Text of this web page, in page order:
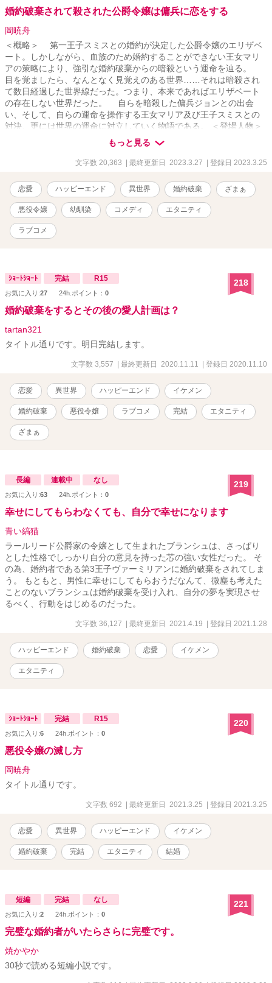
婚約破棄されて殺された公爵令嬢は傭兵に恋をする
岡暁舟
＜概略＞ 第一王子スミスとの婚約が決定した公爵令嬢のエリザベ
ート。しかしながら、血族のため婚約することができない王女マリ
アの策略により、強引な婚約破棄からの暗殺という運命を辿る。
目を覚ましたら、なんとなく見覚えのある世界……それは暗殺され
て数日経過した世界線だった。つまり、本来であればエリザベート
の存在しない世界だった。 自らを暗殺した傭兵ジョンとの出会
い、そして、自らの運命を操作する王女マリア及び王子スミスとの
対決、更には世界の運命に対立していく物語である。 ＜登場人物＞
エリザベート： 公爵令嬢として王子スミスとの婚約で話がまとまっ
たと思いきや、王女マリアの策略にはまってしまい、殺されてしま
う。人生のやり直しを誓い奔走する。暗殺者であるジョンとひょん
兵としてエリザベートの暗殺に関与も、失敗したことから王家のエ
ージェントに命を狙われることになるが、ひょんなことから命拾い
をする。 エージェント： エリザベートの暗殺に関与、失敗したジョ
ンの命を狙う。 マリア： 王女として、スミスとエリザベートの婚約
を容認せず、結果として婚約破棄→エリザベートの暗殺という物語
を作ってしまった。第一王子との新たな婚約を狙っている。 スミ
まっている。所詮はお飾り？
もっと見る
文字数 20,363 | 最終更新日 2023.3.27 | 登録日 2023.3.25
恋愛 ハッピーエンド 異世界 婚約破棄 ざまぁ
悪役令嬢 幼馴染 コメディ エタニティ
ラブコメ
ｼｮｰﾄｼｮｰﾄ 完結 R15
お気に入り:27 24h.ポイント： 0
218
婚約破棄をするとその後の愛人計画は？
tartan321
タイトル通りです。明日完結します。
文字数 3,557 | 最終更新日 2020.11.11 | 登録日 2020.11.10
恋愛 異世界 ハッピーエンド イケメン
婚約破棄 悪役令嬢 ラブコメ 完結 エタニティ
ざまぁ
長編 連載中 なし
お気に入り:63 24h.ポイント： 0
219
幸せにしてもらわなくても、自分で幸せになります
青い縞猫
ラールリード公爵家の令嬢として生まれたブランシュは、さっぱり
とした性格でしっかり自分の意見を持った芯の強い女性だった。 そ
の為、婚約者である第3王子ヴァーミリアンに婚約破棄をされてしま
う。 もともと、男性に幸せにしてもらおうだなんて、微塵も考えた
ことのないブランシュは婚約破棄を受け入れ、自分の夢を実現させ
るべく、行動をはじめるのだった。
文字数 36,127 | 最終更新日 2021.4.19 | 登録日 2021.1.28
ハッピーエンド 婚約破棄 恋愛 イケメン
エタニティ
ｼｮｰﾄｼｮｰﾄ 完結 R15
お気に入り:6 24h.ポイント： 0
220
悪役令嬢の滅し方
岡暁舟
タイトル通りです。
文字数 692 | 最終更新日 2021.3.25 | 登録日 2021.3.25
恋愛 異世界 ハッピーエンド イケメン
婚約破棄 完結 エタニティ 結婚
短編 完結 なし
お気に入り:2 24h.ポイント： 0
221
完璧な婚約者がいたらさらに完璧です。
焼かやか
30秒で読める短編小説です。